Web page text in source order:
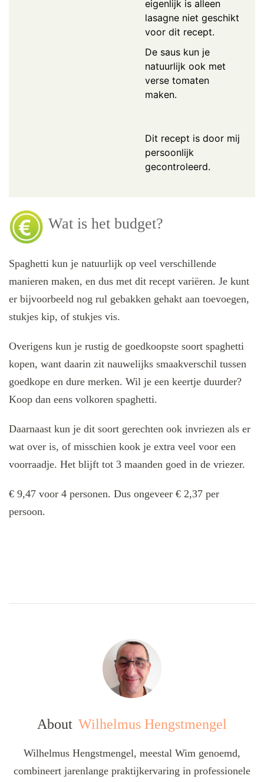
eigenlijk is alleen
lasagne niet geschikt
voor dit recept.
De saus kun je
natuurlijk ook met
verse tomaten
maken.
Dit recept is door mij
persoonlijk
gecontroleerd.
Wat is het budget?
Spaghetti kun je natuurlijk op veel verschillende
manieren maken, en dus met dit recept variëren. Je kunt
er bijvoorbeeld nog rul gebakken gehakt aan toevoegen,
stukjes kip, of stukjes vis.
Overigens kun je rustig de goedkoopste soort spaghetti
kopen, want daarin zit nauwelijks smaakverschil tussen
goedkope en dure merken. Wil je een keertje duurder?
Koop dan eens volkoren spaghetti.
Daarnaast kun je dit soort gerechten ook invriezen als er
wat over is, of misschien kook je extra veel voor een
voorraadje. Het blijft tot 3 maanden goed in de vriezer.
€ 9,47 voor 4 personen. Dus ongeveer € 2,37 per
persoon.
About Wilhelmus Hengstmengel
Wilhelmus Hengstmengel, meestal Wim genoemd,
combineert jarenlange praktijkervaring in professionele